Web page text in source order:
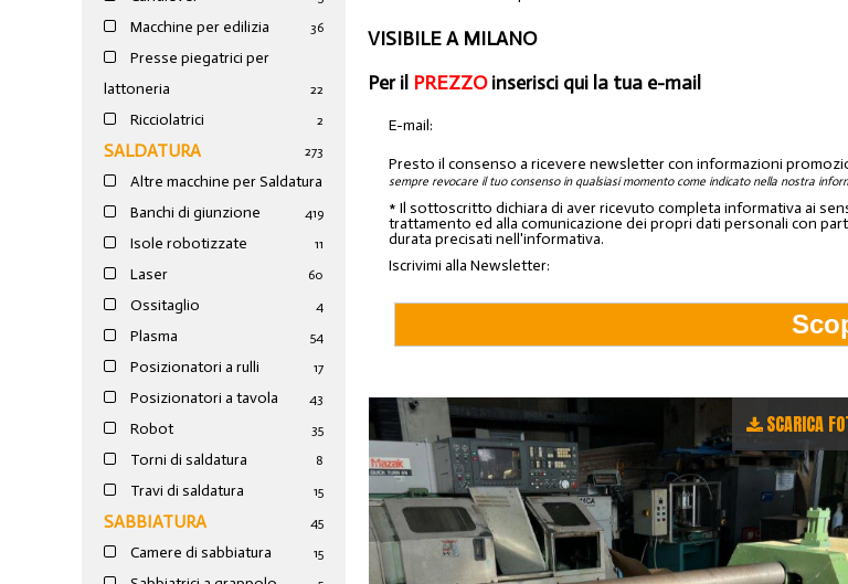
Macchine per edilizia 36
Presse piegatrici per
lattoneria
22
Ricciolatrici 2
SALDATURA 273
Altre macchine per Saldatura
19
Banchi di giunzione 4
Isole robotizzate 11
Laser 60
Ossitaglio 4
Plasma 54
Posizionatori a rulli 17
Posizionatori a tavola 43
Robot 35
Torni di saldatura 8
Travi di saldatura 15
SABBIATURA 45
Camere di sabbiatura 15
VISIBILE A MILANO
Per il PREZZOinserisci qui la tua e-mail
E-mail:
Presto il consenso a ricevere newsletter con informazioni
sempre revocare il tuo consenso in qualsiasi momento come indicato nella nostra
* Il sottoscritto dichiara di aver ricevuto completa informativa ai
trattamento ed alla comunicazione dei propri dati personali con
durata precisati nell'informativa.
Iscrivimi alla Newsletter:
SCARICA